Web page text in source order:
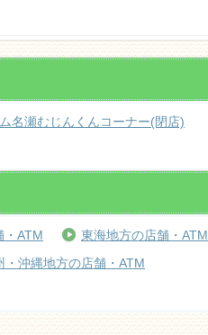
名瀬むじんくんコーナー(閉店)
・ATM
東海地方の店舗・ATM
・沖縄地方の店舗・ATM